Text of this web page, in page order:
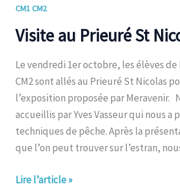
CM1 CM2
Visite au Prieuré St
Le vendredi 1er octobre, les élèves de
CM2 sont allés au Prieuré St Nicolas
l’exposition proposée par Meravenir.
accueillis par Yves Vasseur qui nous a
techniques de pêche. Après la
que l’on peut trouver sur l’estran,
Visite
Prieuré
Lire l’article »